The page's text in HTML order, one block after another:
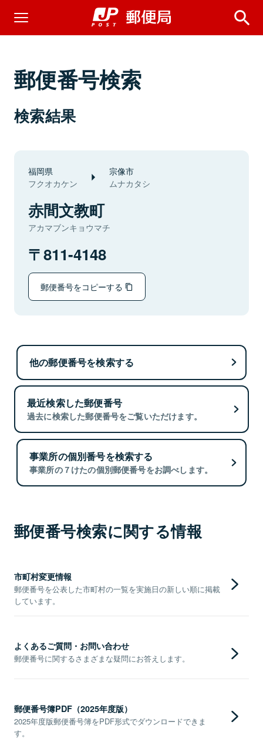
郵便番号検索
検索結果
福岡県
フクオカケン
宗像市
ムナカタシ
赤間文教町
アカマブンキョウマチ
811-4148
郵便番号をコピーする
他の郵便番号を検索する
最近検索した郵便番号
過去に検索した郵便番号をご覧いただけます。
事業所の個別番号を検索する
事業所の７けたの個別郵便番号をお調べします。
郵便番号検索に関する情報
市町村変更情報
郵便番号を公表した市町村の一覧を実施日の新しい順に掲載
しています。
よくあるご質問・お問い合わせ
郵便番号に関するさまざまな疑問にお答えします。
郵便番号簿PDF（2025年度版）
2025年度版郵便番号簿をPDF形式でダウンロードできま
す。